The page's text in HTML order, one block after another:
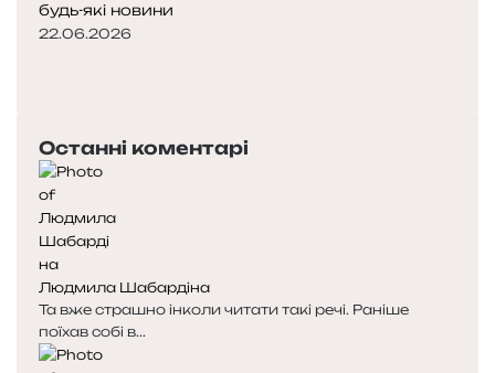
будь-які новини
22.06.2026
Останні коментарі
Людмила Шабардіна
Та вже страшно інколи читати такі речі. Раніше
поїхав собі в...